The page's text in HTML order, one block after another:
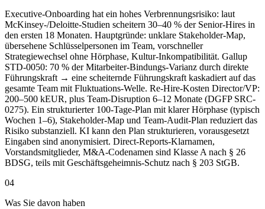
Executive-Onboarding hat ein hohes Verbrennungsrisiko: laut
McKinsey-/Deloitte-Studien scheitern 30–40 % der Senior-Hires in
den ersten 18 Monaten. Hauptgründe: unklare Stakeholder-Map,
übersehene Schlüsselpersonen im Team, vorschneller
Strategiewechsel ohne Hörphase, Kultur-Inkompatibilität. Gallup
STD-0050: 70 % der Mitarbeiter-Bindungs-Varianz durch direkte
Führungskraft → eine scheiternde Führungskraft kaskadiert auf das
gesamte Team mit Fluktuations-Welle. Re-Hire-Kosten Director/VP:
200–500 kEUR, plus Team-Disruption 6–12 Monate (DGFP SRC-
0275). Ein strukturierter 100-Tage-Plan mit klarer Hörphase (typisch
Wochen 1–6), Stakeholder-Map und Team-Audit-Plan reduziert das
Risiko substanziell. KI kann den Plan strukturieren, vorausgesetzt
Eingaben sind anonymisiert. Direct-Reports-Klarnamen,
Vorstandsmitglieder, M&A-Codenamen sind Klasse A nach § 26
BDSG, teils mit Geschäftsgeheimnis-Schutz nach § 203 StGB.
04
Was Sie davon haben